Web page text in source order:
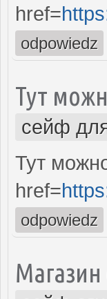
href=
odpowiedz
Тут
сейф
Тут
href=
odpowiedz